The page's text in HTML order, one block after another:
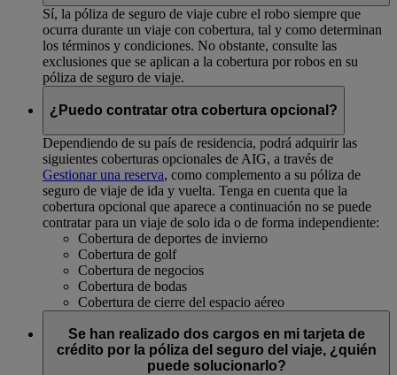
Sí, la póliza de seguro de viaje cubre el robo siempre que
ocurra durante un viaje con cobertura, tal y como determinan
los términos y condiciones. No obstante, consulte las
exclusiones que se aplican a la cobertura por robos en su
póliza de seguro de viaje.
¿Puedo contratar otra cobertura opcional?
Dependiendo de su país de residencia, podrá adquirir las
siguientes coberturas opcionales de AIG, a través de
Gestionar una reserva, como complemento a su póliza de
seguro de viaje de ida y vuelta. Tenga en cuenta que la
cobertura opcional que aparece a continuación no se puede
contratar para un viaje de solo ida o de forma independiente:
Cobertura de deportes de invierno
Cobertura de golf
Cobertura de negocios
Cobertura de bodas
Cobertura de cierre del espacio aéreo
Se han realizado dos cargos en mi tarjeta de
crédito por la póliza del seguro del viaje, ¿quién
puede solucionarlo?